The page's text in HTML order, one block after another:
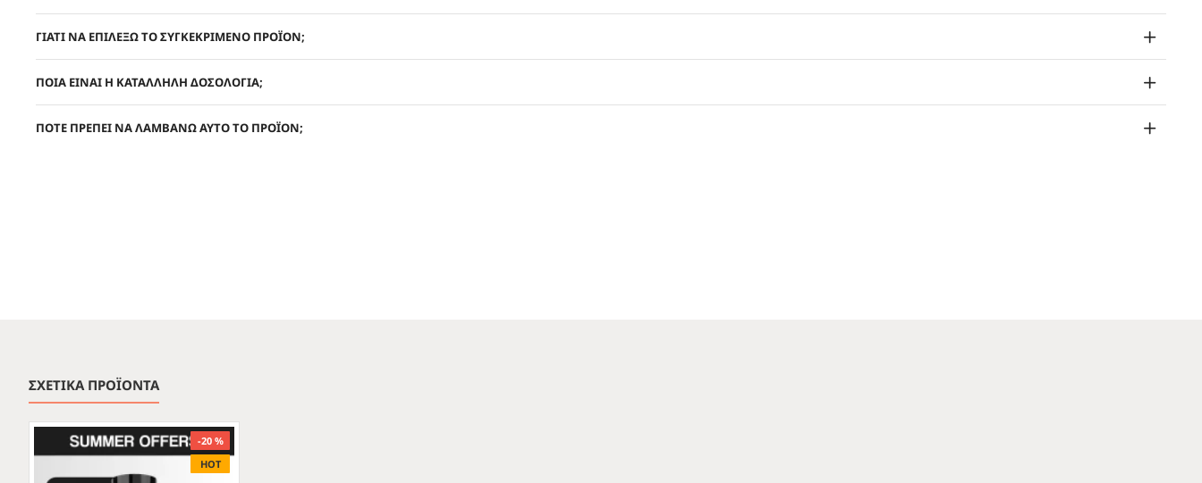
ΓΙΑΤΙ ΝΑ ΕΠΙΛΕΞΩ ΤΟ ΣΥΓΚΕΚΡΙΜΕΝΟ ΠΡΟΪΟΝ;
ΠΟΙΑ ΕΙΝΑΙ Η ΚΑΤΑΛΛΗΛΗ ΔΟΣΟΛΟΓΙΑ;
ΠΟΤΕ ΠΡΕΠΕΙ ΝΑ ΛΑΜΒΑΝΩ ΑΥΤΟ ΤΟ ΠΡΟΪΟΝ;
ΣΧΕΤΙΚΑ ΠΡΟΪΟΝΤΑ
HOT
-20 %